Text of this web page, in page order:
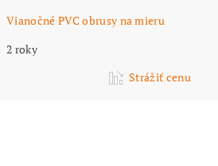
Vianočné PVC obrusy na mieru
2 roky
Strážiť cenu